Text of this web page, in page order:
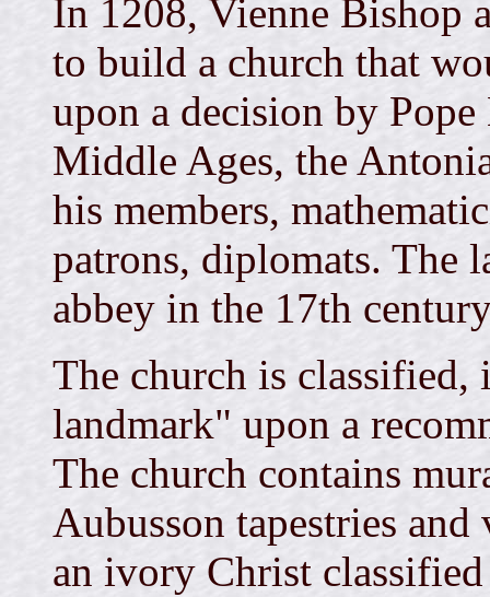
In 1208, Vienne Bishop
to build a church that
upon a decision by
Middle Ages, the
his members,
patrons, diplomats. The
abbey in the 17th
The church is
landmark" upon a
The church contains
Aubusson tapestries
an ivory Christ